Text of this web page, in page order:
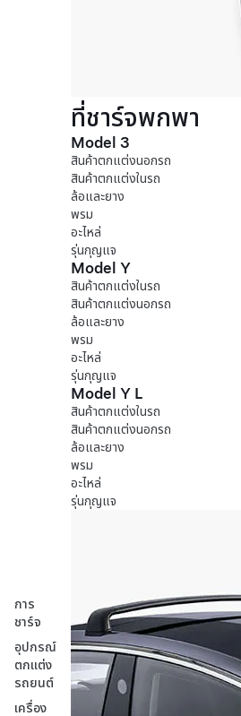
การ
ชาร์จ
อุปกรณ์
ตกแต่ง
รถยนต์
เครื่อง
ที่ชาร์จพกพา
Model 3
สินค้าตกแต่งนอกรถ
สินค้าตกแต่งในรถ
ล้อและยาง
พรม
อะไหล่
รุ่นกุญแจ
Model Y
สินค้าตกแต่งในรถ
สินค้าตกแต่งนอกรถ
ล้อและยาง
พรม
อะไหล่
รุ่นกุญแจ
Model Y L
สินค้าตกแต่งในรถ
สินค้าตกแต่งนอกรถ
ล้อและยาง
พรม
อะไหล่
รุ่นกุญแจ